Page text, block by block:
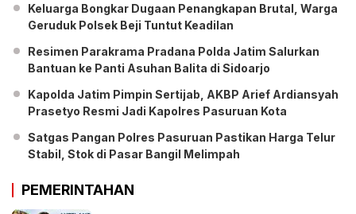
Keluarga Bongkar Dugaan Penangkapan Brutal, Warga
Geruduk Polsek Beji Tuntut Keadilan
Resimen Parakrama Pradana Polda Jatim Salurkan
Bantuan ke Panti Asuhan Balita di Sidoarjo
Kapolda Jatim Pimpin Sertijab, AKBP Arief Ardiansyah
Prasetyo Resmi Jadi Kapolres Pasuruan Kota
Satgas Pangan Polres Pasuruan Pastikan Harga Telur
Stabil, Stok di Pasar Bangil Melimpah
PEMERINTAHAN